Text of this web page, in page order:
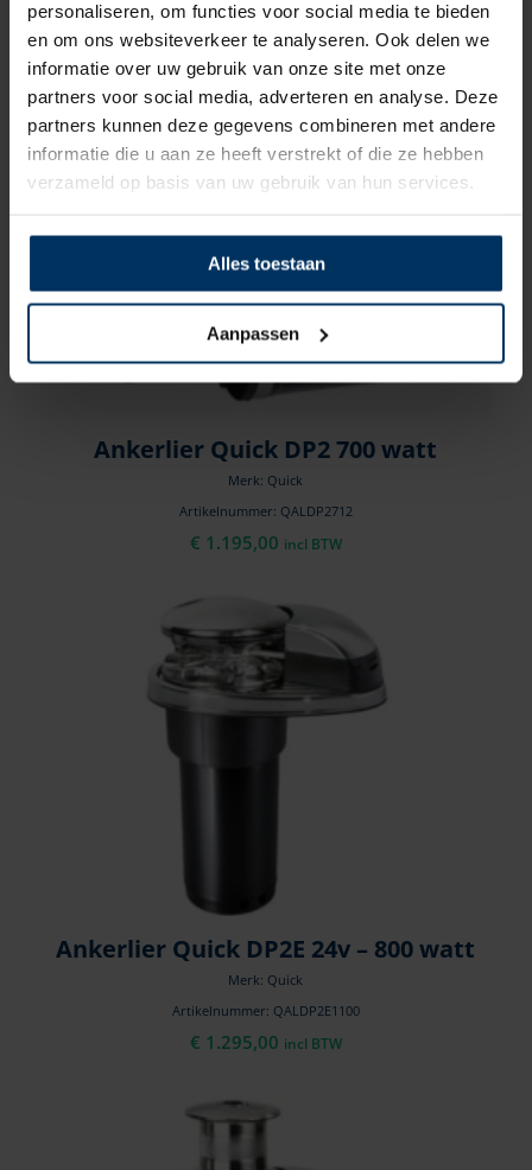
personaliseren, om functies voor social media te bieden
en om ons websiteverkeer te analyseren. Ook delen we
informatie over uw gebruik van onze site met onze
partners voor social media, adverteren en analyse. Deze
partners kunnen deze gegevens combineren met andere
informatie die u aan ze heeft verstrekt of die ze hebben
verzameld op basis van uw gebruik van hun services.
Alles toestaan
Aanpassen
Artikelnummer: QALE1024D
€2.245,00 incl BTW
Ankerlier Quick DP2 700 watt
Merk: Quick
Artikelnummer: QALDP2712
€ 1.195,00 incl BTW
Ankerlier Quick DP2E 24v – 800 watt
Merk: Quick
Artikelnummer: QALDP2E1100
€ 1.295,00 incl BTW